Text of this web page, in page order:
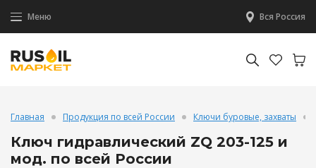
Меню Вся Россия
Главная Продукция по всей России Ключи буровые, захваты
Ключ гидравлический ZQ 203-125 и
мод. по всей России